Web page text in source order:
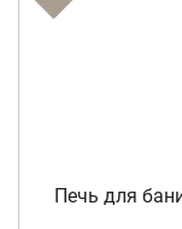
Печь для